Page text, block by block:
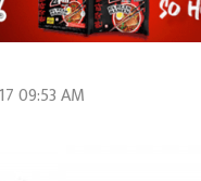
09:53 AM